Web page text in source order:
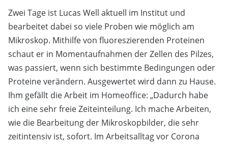
Zwei Tage ist Lucas Well aktuell im Institut und
bearbeitet dabei so viele Proben wie möglich am
Mikroskop. Mithilfe von fluoreszierenden Proteinen
schaut er in Momentaufnahmen der Zellen des Pilzes,
was passiert, wenn sich bestimmte Bedingungen oder
Proteine verändern. Ausgewertet wird dann zu Hause.
Ihm gefällt die Arbeit im Homeoffice: „Dadurch habe
ich eine sehr freie Zeiteinteilung. Ich mache Arbeiten,
wie die Bearbeitung der Mikroskopbilder, die sehr
zeitintensiv ist, sofort. Im Arbeitsalltag vor Corona